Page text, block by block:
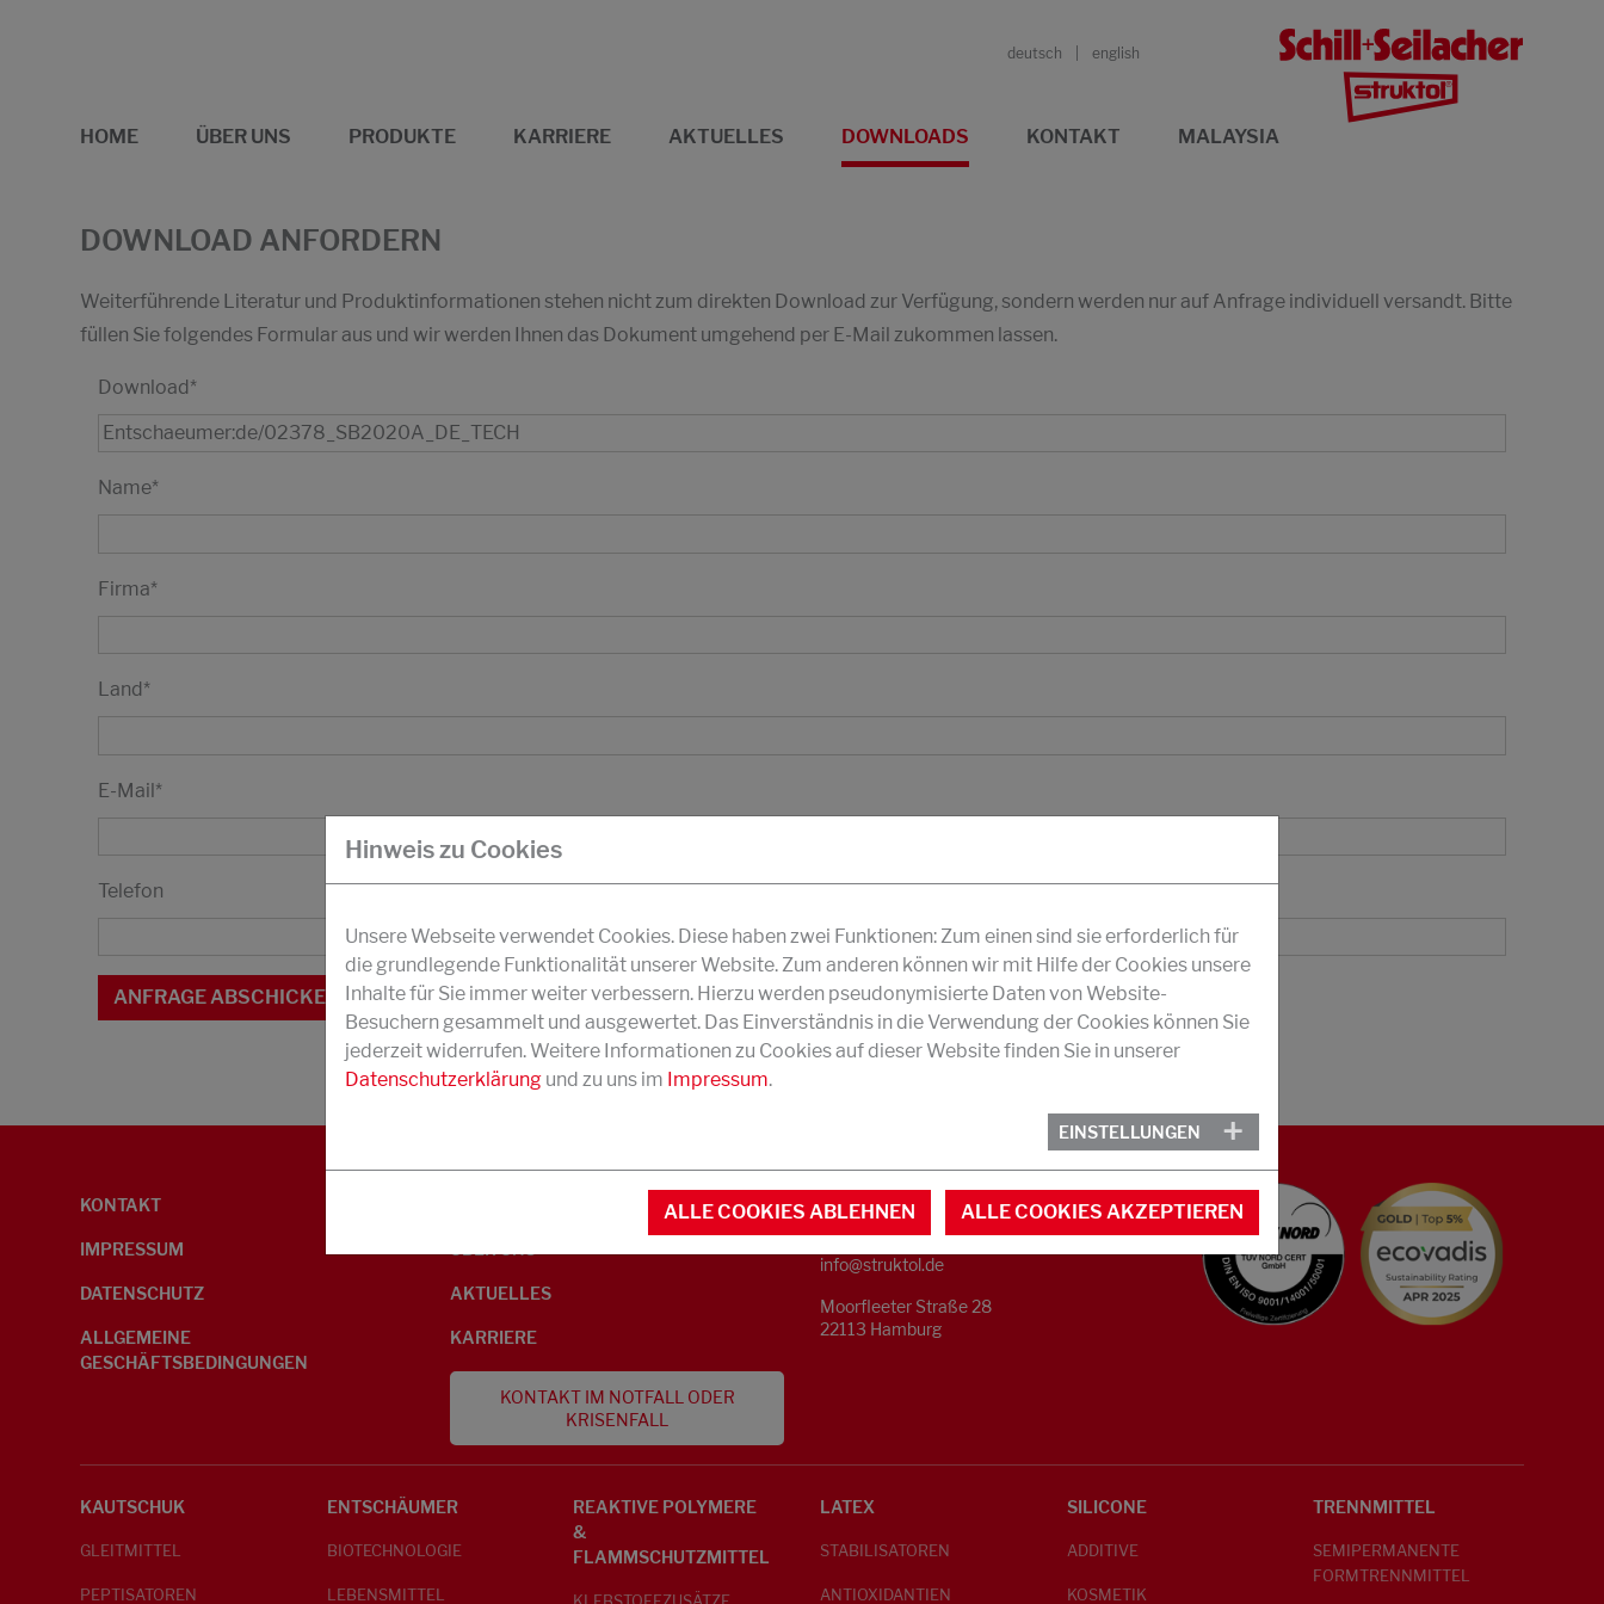
deutsch english
HOME ÜBER UNS PRODUKTE KARRIERE AKTUELLES DOWNLOADS KONTAKT MALAYSIA
DOWNLOAD ANFORDERN
Weiterführende Literatur und Produktinformationen stehen nicht zum direkten Download zur Verfügung, sondern werden nur auf Anfrage individuell versandt. Bitte
füllen Sie folgendes Formular aus und wir werden Ihnen das Dokument umgehend per E-Mail zukommen lassen.
Download*
Name*
Firma*
Land*
E-Mail*
Telefon
KONTAKT
IMPRESSUM
DATENSCHUTZ
ALLGEMEINE
GESCHÄFTSBEDINGUNGEN
UMWELTINFORMATIONEN
AKTUELLES
KARRIERE
KONTAKT IM NOTFALL ODER
KRISENFALL
KONTAKT
Telefon +49 40 733 62 - 0
info@struktol.de
Moorfleeter Straße 28
22113 Hamburg
KAUTSCHUK
GLEITMITTEL
PEPTISATOREN
ENTSCHÄUMER
BIOTECHNOLOGIE
LEBENSMITTEL
REAKTIVE POLYMERE
&
FLAMMSCHUTZMITTEL
LATEX
STABILISATOREN
ANTIOXIDANTIEN
SILICONE
ADDITIVE
KOSMETIK
TRENNMITTEL
SEMIPERMANENTE
FORMTRENNMITTEL
Hinweis zu Cookies
Unsere Webseite verwendet Cookies. Diese haben zwei Funktionen: Zum einen sind sie erforderlich für
die grundlegende Funktionalität unserer Website. Zum anderen können wir mit Hilfe der Cookies unsere
Inhalte für Sie immer weiter verbessern. Hierzu werden pseudonymisierte Daten von Website-
Besuchern gesammelt und ausgewertet. Das Einverständnis in die Verwendung der Cookies können Sie
jederzeit widerrufen. Weitere Informationen zu Cookies auf dieser Website finden Sie in unserer
Datenschutzerklärung und zu uns im Impressum.
EINSTELLUNGEN
ALLE COOKIES ABLEHNEN ALLE COOKIES AKZEPTIEREN